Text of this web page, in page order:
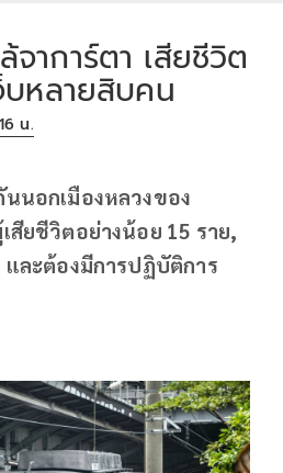
จาการ์ตา เสียชีวิต
บหลายสิบคน
น.
นอกเมืองหลวงของ
สียชีวิตอย่างน้อย 15 ราย,
ละต้องมีการปฏิบัติการ